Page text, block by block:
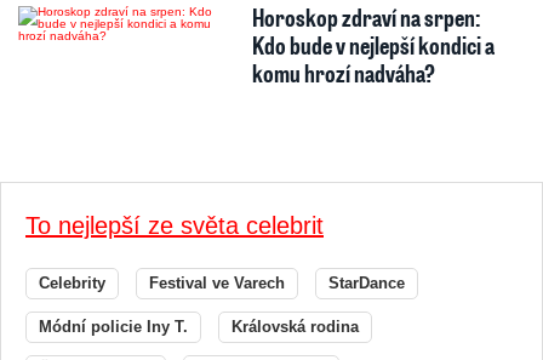
Horoskop zdraví na srpen:
Kdo bude v nejlepší kondici a
komu hrozí nadváha?
To nejlepší ze světa celebrit
Celebrity Festival ve Varech StarDance
Módní policie Iny T. Královská rodina